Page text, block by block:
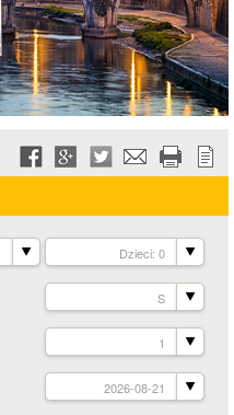
Dzieci: 0
S
1
2026-08-21